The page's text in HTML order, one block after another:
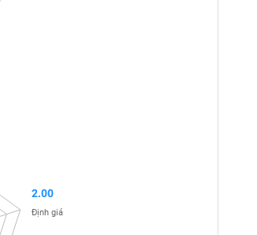
2.00
Định giá